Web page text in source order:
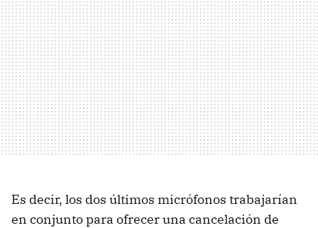
Es decir, los dos últimos micrófonos trabajarían
en conjunto para ofrecer una cancelación de